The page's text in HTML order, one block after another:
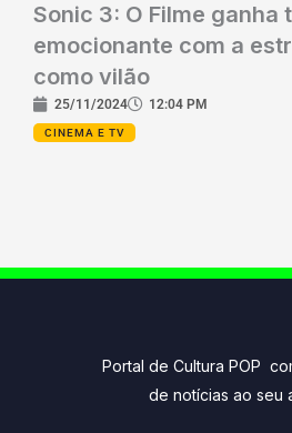
Sonic 3: O Filme ganha
emocionante com a
como vilão
25/11/2024 12:04 PM
CINEMA E TV
Portal de Cultura POP
de notícias ao seu